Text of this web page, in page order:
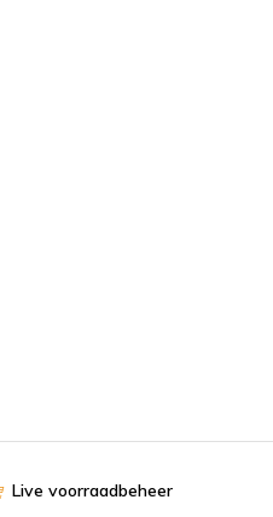
Live voorraadbeheer